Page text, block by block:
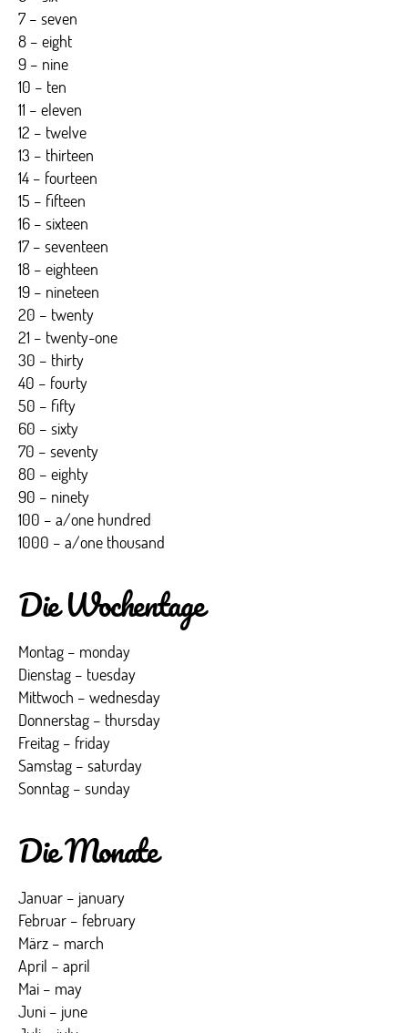
7 – seven
8 – eight
9 – nine
10 – ten
11 – eleven
12 – twelve
13 – thirteen
14 – fourteen
15 – fifteen
16 – sixteen
17 – seventeen
18 – eighteen
19 – nineteen
20 – twenty
21 – twenty-one
30 – thirty
40 – fourty
50 – fifty
60 – sixty
70 – seventy
80 – eighty
90 – ninety
100 – a/one hundred
1000 – a/one thousand
Die Wochentage
Montag – monday
Dienstag – tuesday
Mittwoch – wednesday
Donnerstag – thursday
Freitag – friday
Samstag – saturday
Sonntag – sunday
Die Monate
Januar – january
Februar – february
März – march
April – april
Mai – may
Juni – june